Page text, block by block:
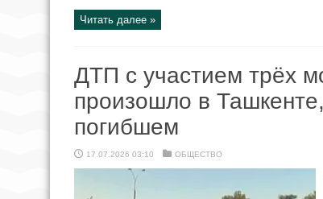
Читать далее »
ДТП с участием трёх
произошло в
погибшем
17.07.2026 03:10 ОБЩЕСТВО